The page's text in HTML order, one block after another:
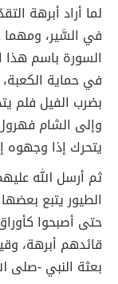
لما أراد أبرهة
في السَّير، ومهما
السورة باسم هذا
في حماية
بضرب الفيل فلم
وإلى الشام
يتحرك إذا وجهوه
ثم أرسل الله
الطيور يتبع
حتى أصبحوا
قائدهم أبرهة،
بعثة النبي -صلى